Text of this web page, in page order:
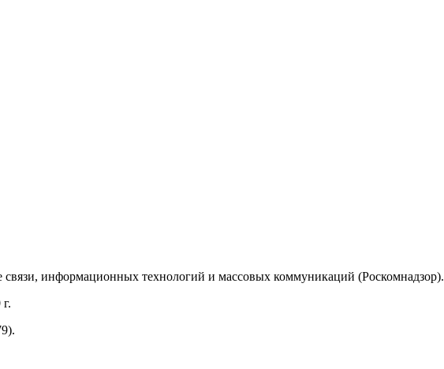
связи, информационных технологий и массовых коммуникаций (Роскомнадзор).